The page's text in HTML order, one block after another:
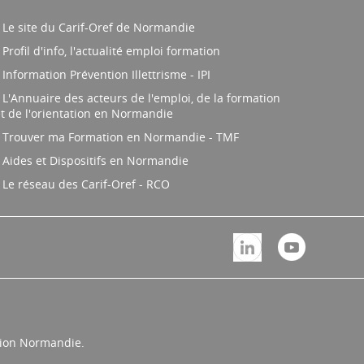
Le site du Carif-Oref de Normandie
Profil d'info, l'actualité emploi formation
Information Prévention Illettrisme - IPI
L'Annuaire des acteurs de l'emploi, de la formation
de l'orientation en Normandie
Trouver ma Formation en Normandie - TMF
Aides et Dispositifs en Normandie
Le réseau des Carif-Oref - RCO
Normandie.